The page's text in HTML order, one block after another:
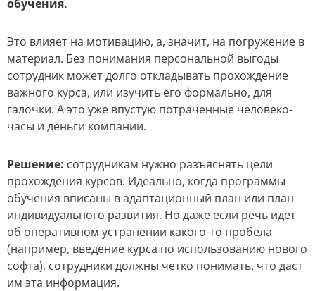
обучения.
Это влияет на мотивацию, а, значит, на погружение в
материал. Без понимания персональной выгоды
сотрудник может долго откладывать прохождение
важного курса, или изучить его формально, для
галочки. А это уже впустую потраченные человеко-
часы и деньги компании.
Решение: сотрудникам нужно разъяснять цели
прохождения курсов. Идеально, когда программы
обучения вписаны в адаптационный план или план
индивидуального развития. Но даже если речь идет
об оперативном устранении какого-то пробела
(например, введение курса по использованию нового
софта), сотрудники должны четко понимать, что даст
им эта информация.